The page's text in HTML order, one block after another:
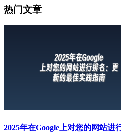
热门文章
2025年在Google上对您的网站